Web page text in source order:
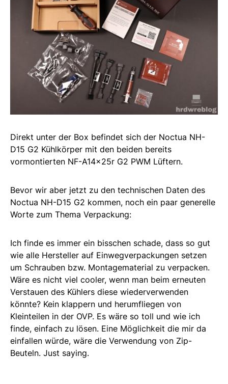
Direkt unter der Box befindet sich der Noctua NH-
D15 G2 Kühlkörper mit den beiden bereits
vormontierten NF-A14x25r G2 PWM Lüftern.
Bevor wir aber jetzt zu den technischen Daten des
Noctua NH-D15 G2 kommen, noch ein paar generelle
Worte zum Thema Verpackung:
Ich finde es immer ein bisschen schade, dass so gut
wie alle Hersteller auf Einwegverpackungen setzen
um Schrauben bzw. Montagematerial zu verpacken.
Wäre es nicht viel cooler, wenn man beim erneuten
Verstauen des Kühlers diese wiederverwenden
könnte? Kein klappern und herumfliegen von
Kleinteilen in der OVP. Es wäre so toll und wie ich
finde, einfach zu lösen. Eine Möglichkeit die mir da
einfallen würde, wäre die Verwendung von Zip-
Beuteln. Just saying.